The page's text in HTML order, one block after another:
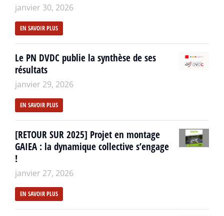
janvier 30, 2026
EN SAVOIR PLUS
Le PN DVDC publie la synthèse de ses
résultats
janvier 29, 2026
EN SAVOIR PLUS
[RETOUR SUR 2025] Projet en montage
GAIEA : la dynamique collective s’engage
!
janvier 27, 2026
EN SAVOIR PLUS